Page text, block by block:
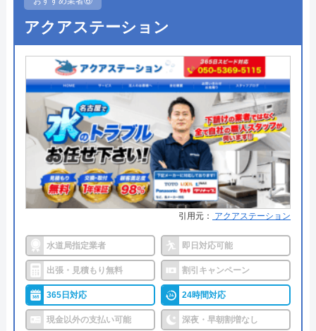
代表者
創業・設立 昭和46年創業
所在地
〒440-0853
愛知県豊橋市佐藤5丁目8番地10
対応エリア
三河設備工業のクチコミ on
4.8（57件のクチコミ）
※クチコミの内容について
flower
4 か月前
●出張見積もり 出張見積もり無料
●支払い方法 ―
●累計実績 ―
●保証・保険
詳細は公式HPでご確認ください
明石住まいるリフォームがおすすめの理由
明石住まいるリフォームは水回り設備のリフォーム
サービスを提供していますが、水漏れ修理などの小
工事も実施しています。住まいのお悩み事ならほと
んど解決してもらえて頼りになる業者です。愛知県
豊川市を中心に地域密着で営業しており、詳細なエ
リアについてはHPに掲載されているのですぐに確認
できます。
アクアステーション
引用元： アクアステーション
水道局指定業者 即日対応可能
出張・見積もり無料 割引キャンペーン
365日対応 24時間対応
現金以外の支払い可能 深夜・早朝割増なし